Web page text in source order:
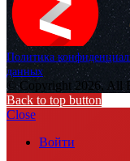
Политика
данных
© Copyright 2026, All
Back to top button
Close
Войти